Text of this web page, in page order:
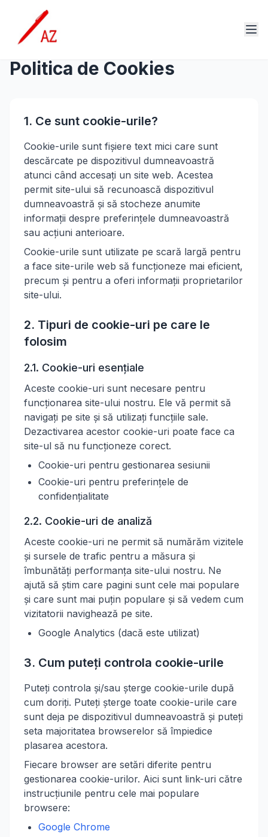
Politica de Cookies
1. Ce sunt cookie-urile?
Cookie-urile sunt fișiere text mici care sunt
descărcate pe dispozitivul dumneavoastră
atunci când accesați un site web. Acestea
permit site-ului să recunoască dispozitivul
dumneavoastră și să stocheze anumite
informații despre preferințele dumneavoastră
sau acțiuni anterioare.
Cookie-urile sunt utilizate pe scară largă pentru
a face site-urile web să funcționeze mai eficient,
precum și pentru a oferi informații proprietarilor
site-ului.
2. Tipuri de cookie-uri pe care le
folosim
2.1. Cookie-uri esențiale
Aceste cookie-uri sunt necesare pentru
funcționarea site-ului nostru. Ele vă permit să
navigați pe site și să utilizați funcțiile sale.
Dezactivarea acestor cookie-uri poate face ca
site-ul să nu funcționeze corect.
Cookie-uri pentru gestionarea sesiunii
Cookie-uri pentru preferințele de
confidențialitate
2.2. Cookie-uri de analiză
Aceste cookie-uri ne permit să numărăm vizitele
și sursele de trafic pentru a măsura și
îmbunătăți performanța site-ului nostru. Ne
ajută să știm care pagini sunt cele mai populare
și care sunt mai puțin populare și să vedem cum
vizitatorii navighează pe site.
Google Analytics (dacă este utilizat)
3. Cum puteți controla cookie-urile
Puteți controla și/sau șterge cookie-urile după
cum doriți. Puteți șterge toate cookie-urile care
sunt deja pe dispozitivul dumneavoastră și puteți
seta majoritatea browserelor să împiedice
plasarea acestora.
Fiecare browser are setări diferite pentru
gestionarea cookie-urilor. Aici sunt link-uri către
instrucțiunile pentru cele mai populare
browsere:
Google Chrome